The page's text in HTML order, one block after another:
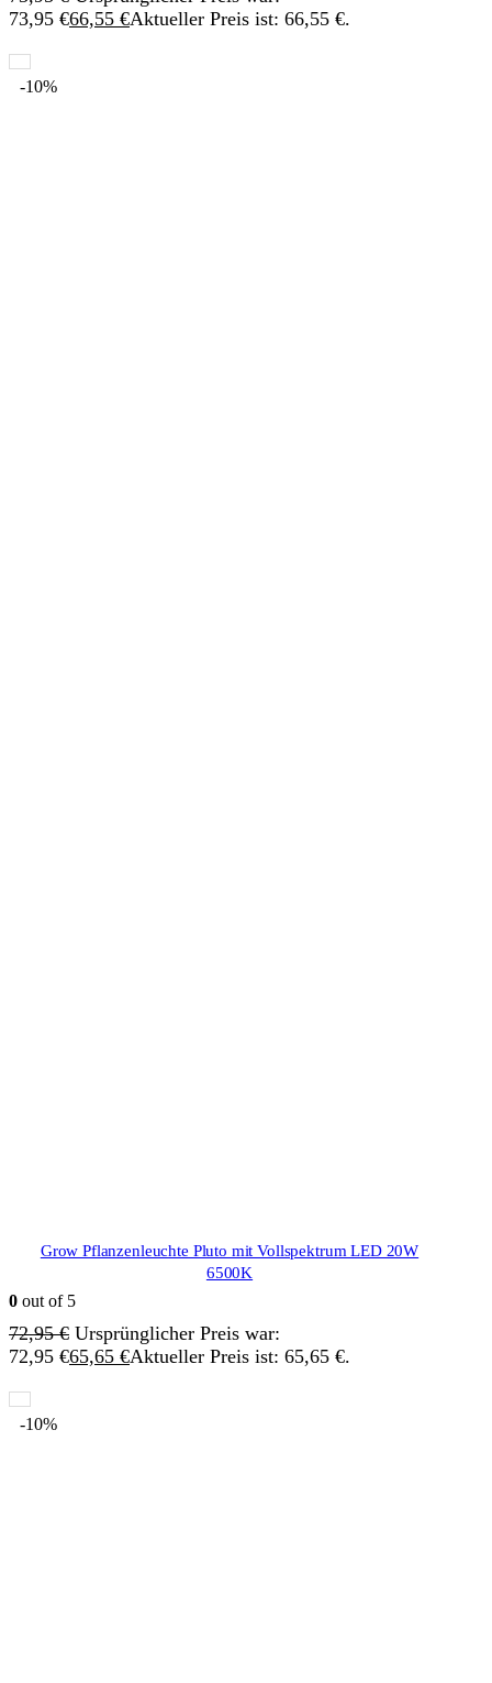
73,95 €66,55 €Aktueller Preis ist: 66,55 €.
-10%
Grow Pflanzenleuchte Pluto mit Vollspektrum LED 20W
6500K
0 out of 5
72,95€ Ursprünglicher Preis war:
72,95 €65,65 €Aktueller Preis ist: 65,65 €.
-10%